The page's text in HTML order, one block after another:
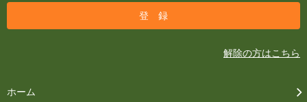
解除の方はこちら
ホーム